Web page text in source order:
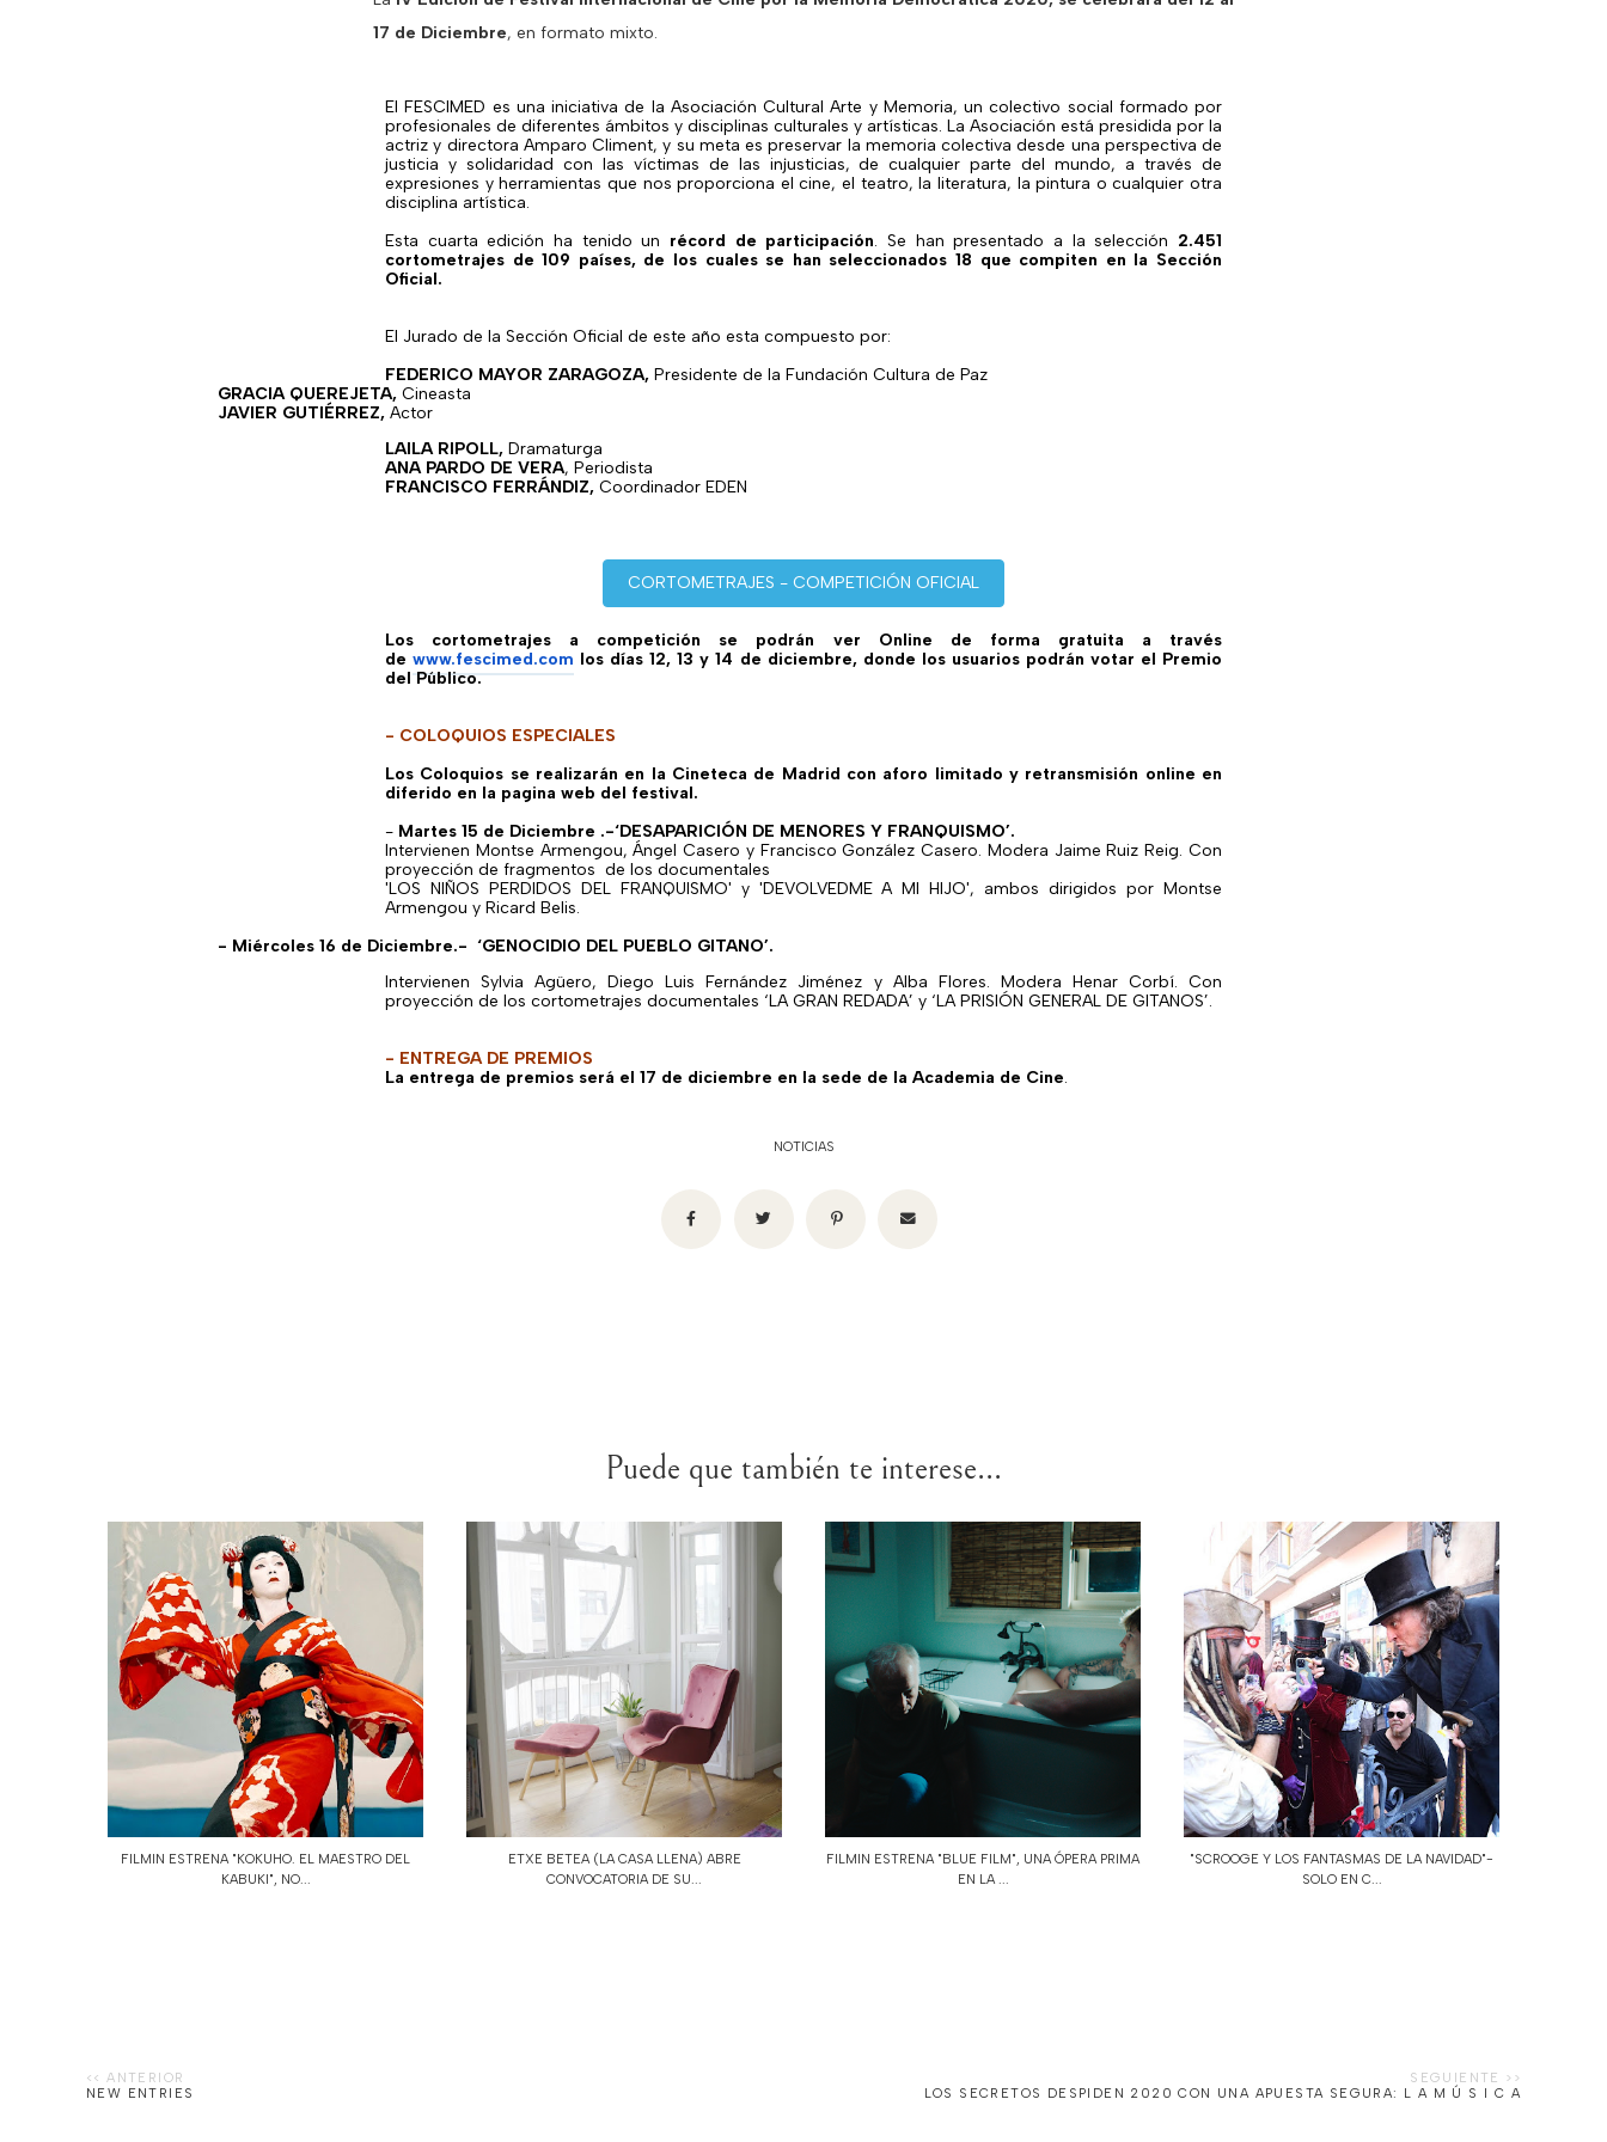
17 de Diciembre, en formato mixto.
El FESCIMED es una iniciativa de la Asociación Cultural Arte y Memoria, un colectivo social formado por
profesionales de diferentes ámbitos y disciplinas culturales y artísticas. La Asociación está presidida por la
actriz y directora Amparo Climent, y su meta es preservar la memoria colectiva desde una perspectiva de
justicia y solidaridad con las víctimas de las injusticias, de cualquier parte del mundo, a través de
expresiones y herramientas que nos proporciona el cine, el teatro, la literatura, la pintura o cualquier otra
disciplina artística.
Esta cuarta edición ha tenido un récord de participación. Se han presentado a la selección 2.451
cortometrajes de 109 países, de los cuales se han seleccionados 18 que compiten en la Sección
Oficial.
El Jurado de la Sección Oficial de este año esta compuesto por:
FEDERICO MAYOR ZARAGOZA, Presidente de la Fundación Cultura de Paz
GRACIA QUEREJETA, Cineasta
JAVIER GUTIÉRREZ, Actor
LAILA RIPOLL, Dramaturga
ANA PARDO DE VERA, Periodista
FRANCISCO FERRÁNDIZ, Coordinador EDEN
CORTOMETRAJES - COMPETICIÓN OFICIAL
Los cortometrajes a competición se podrán ver Online de forma gratuita a través
dewww.fescimed.com los días 12, 13 y 14 de diciembre, donde los usuarios podrán votar el Premio
del Público.
- COLOQUIOS ESPECIALES
Los Coloquios se realizarán en la Cineteca de Madrid con aforo limitado y retransmisión online en
diferido en la pagina web del festival.
- Martes 15 de Diciembre .-‘DESAPARICIÓN DE MENORES Y FRANQUISMO’.
Intervienen Montse Armengou, Ángel Casero y Francisco González Casero. Modera Jaime Ruiz Reig. Con
proyección de fragmentos de los documentales
'LOS NIÑOS PERDIDOS DEL FRANQUISMO' y 'DEVOLVEDME A MI HIJO', ambos dirigidos por Montse
Armengou y Ricard Belis.
- Miércoles 16 de Diciembre.- ‘GENOCIDIO DEL PUEBLO GITANO’.
Intervienen Sylvia Agüero, Diego Luis Fernández Jiménez y Alba Flores. Modera Henar Corbí. Con
proyección de los cortometrajes documentales ‘LA GRAN REDADA’ y ‘LA PRISIÓN GENERAL DE GITANOS’.
- ENTREGA DE PREMIOS
La entrega de premios será el 17 de diciembre en la sede de la Academia de Cine.
NOTICIAS
Puede que también te interese...
FILMIN ESTRENA "KOKUHO. EL MAESTRO DEL
KABUKI", NO...
ETXE BETEA (LA CASA LLENA) ABRE
CONVOCATORIA DE SU...
FILMIN ESTRENA "BLUE FILM", UNA ÓPERA PRIMA
EN LA ...
"SCROOGE Y LOS FANTASMAS DE LA NAVIDAD"-
SOLO EN C...
NEW ENTRIES LOS SECRETOS DESPIDEN 2020 CON UNA APUESTA SEGURA: L A M Ú S I C A